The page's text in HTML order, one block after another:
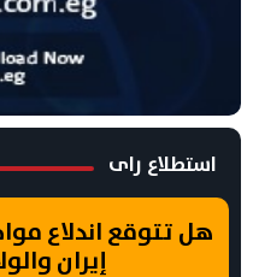
استطلاع راى
هل تتوقع اندلاع
إيران